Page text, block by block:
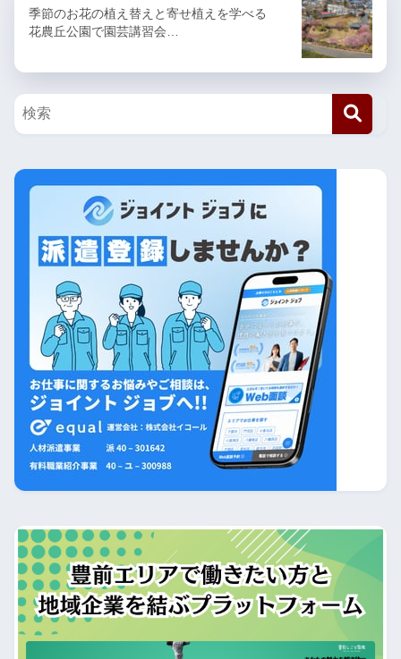
季節のお花の植え替えと寄せ植えを学べる
花農丘公園で園芸講習会…